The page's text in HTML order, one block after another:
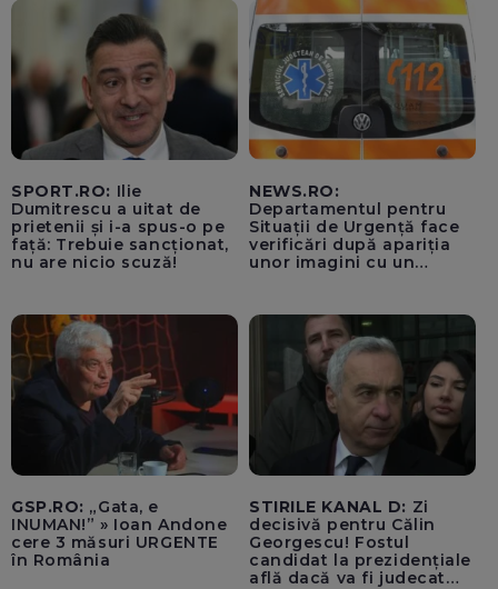
SPORT.RO: Ilie
Dumitrescu a uitat de
prietenii și i-a spus-o pe
față: Trebuie sancționat,
nu are nicio scuză!
NEWS.RO:
Departamentul pentru
Situații de Urgență face
verificări după apariția
unor imagini cu un
pentru cumpărături în
timp ce transporta un
pacient către spital
GSP.RO: „Gata, e
INUMAN!” » Ioan Andone
cere 3 măsuri URGENTE
în România
STIRILE KANAL D: Zi
decisivă pentru Călin
Georgescu! Fostul
candidat la prezidențiale
află dacă va fi judecat